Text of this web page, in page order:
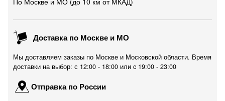
Доставка по Москве и МО
Мы доставляем заказы по Москве и Московской области. Время
доставки на выбор: с 12:00 - 18:00 или c 19:00 - 23:00
Отправка по России